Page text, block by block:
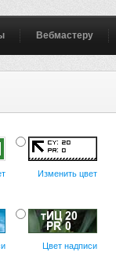
Вебмастеру
Изменить цвет
Цвет надписи